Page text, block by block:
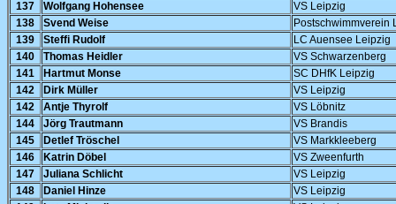
137
Wolfgang Hohensee
VS Leipzig
138
Svend Weise
Postschwimmverein
139
Steffi Rudolf
LC Auensee Leipzig
140
Thomas Heidler
VS Schwarzenberg
141
Hartmut Monse
SC DHfK Leipzig
142
Dirk Müller
VS Leipzig
142
Antje Thyrolf
VS Löbnitz
144
Jörg Trautmann
VS Brandis
145
Detlef Tröschel
VS Markkleeberg
146
Katrin Döbel
VS Zweenfurth
147
Juliana Schlicht
VS Leipzig
148
Daniel Hinze
VS Leipzig